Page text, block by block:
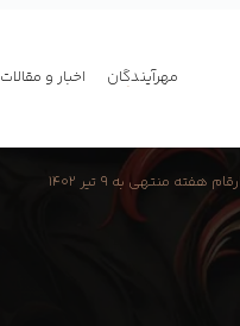
مهرآیندگان اخبار و مقالات
هفته منتهی به ۹ تیر ۱۴۰۲